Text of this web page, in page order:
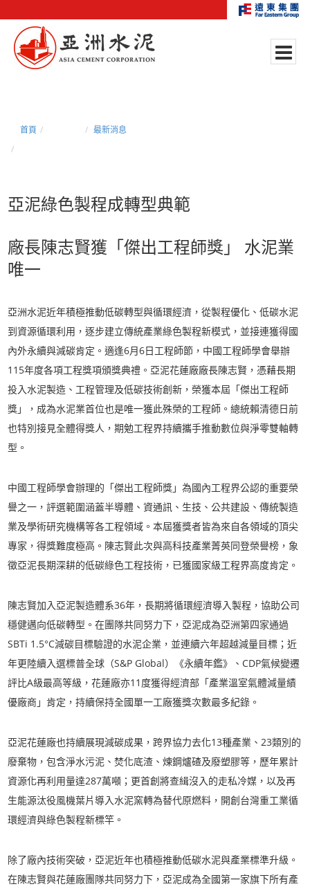
首頁
最新消息
亞泥綠色製程成轉型典範
廠長陳志賢獲「傑出工程師獎」 水泥業
唯一
亞洲水泥近年積極推動低碳轉型與循環經濟，從製程優化、低碳水泥
到資源循環利用，逐步建立傳統產業綠色製程新模式，並接連獲得國
內外永續與減碳肯定。適逢6月6日工程師節，中國工程師學會舉辦
115年度各項工程獎項頒獎典禮。亞泥花蓮廠廠長陳志賢，憑藉長期
投入水泥製造、工程管理及低碳技術創新，榮獲本屆「傑出工程師
獎」，成為水泥業首位也是唯一獲此殊榮的工程師。總統賴清德日前
也特別接見全體得獎人，期勉工程界持續攜手推動數位與淨零雙軸轉
型。
中國工程師學會辦理的「傑出工程師獎」為國內工程界公認的重要榮
譽之一，評選範圍涵蓋半導體、資通訊、生技、公共建設、傳統製造
業及學術研究機構等各工程領域。本屆獲獎者皆為來自各領域的頂尖
專家，得獎難度極高。陳志賢此次與高科技產業菁英同登榮譽榜，象
徵亞泥長期深耕的低碳綠色工程技術，已獲國家級工程界高度肯定。
陳志賢加入亞泥製造體系36年，長期將循環經濟導入製程，協助公司
穩健邁向低碳轉型。在團隊共同努力下，亞泥成為亞洲第四家通過
SBTi 1.5°C減碳目標驗證的水泥企業，並連續六年超越減量目標；近
年更陸續入選標普全球（S&P Global）《永續年鑑》、CDP氣候變遷
評比A級最高等級，花蓮廠亦11度獲得經濟部「產業溫室氣體減量績
優廠商」肯定，持續保持全國單一工廠獲獎次數最多紀錄。
亞泥花蓮廠也持續展現減碳成果，跨界協力去化13種產業、23類別的
廢棄物，包含淨水污泥、焚化底渣、煉鋼爐碴及廢塑膠等，歷年累計
資源化再利用量達287萬噸；更首創將查緝沒入的走私冷媒，以及再
生能源汰役風機葉片導入水泥窯轉為替代原燃料，開創台灣重工業循
環經濟與綠色製程新標竿。
除了廠內技術突破，亞泥近年也積極推動低碳水泥與產業標準升級。
在陳志賢與花蓮廠團隊共同努力下，亞泥成為全國第一家旗下所有產